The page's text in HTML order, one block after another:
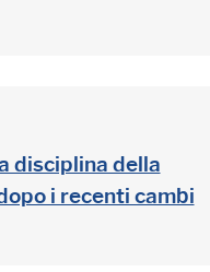
disciplina della
i recenti cambi